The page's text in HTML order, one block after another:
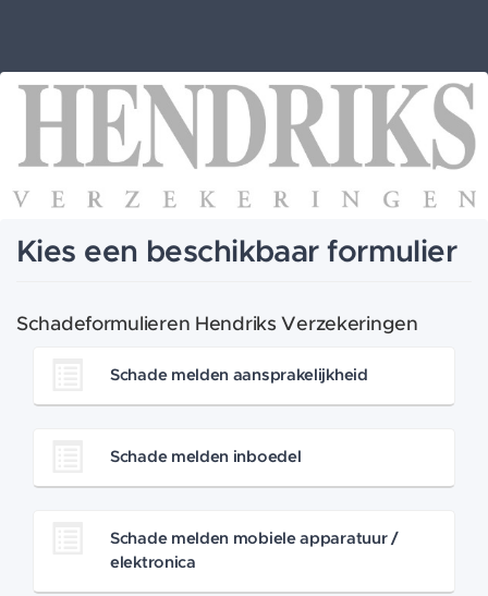
Kies een beschikbaar formulier
Schadeformulieren Hendriks Verzekeringen
Schade melden aansprakelijkheid
Schade melden inboedel
Schade melden mobiele apparatuur /
elektronica